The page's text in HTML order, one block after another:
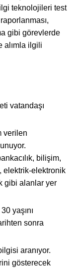
teknolojileri test
gibi görevlerde
alımla ilgili
vatandaşı
verilen
bilişim,
elektrik-elektronik
gibi alanlar yer
yaşını
sonra
aranıyor.
gösterecek